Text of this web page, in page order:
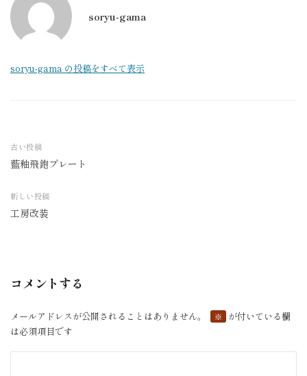
soryu-gama
soryu-gama の投稿をすべて表示
投
ナ
ビ
ョ
古い投稿
藍釉飛鉋プレート
新しい投稿
工房改装
コメントする
メールアドレスが公開されることはありません。 ※
が付いている欄
は必須項目です